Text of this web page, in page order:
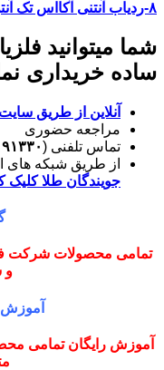
۸-ردیاب آنتنی آکااس تک آنتن
شما میتوانید
ساده خریداری
آنلاین از طریق سایت
مراجعه حضوری
تماس تلفنی (
از طریق شبکه های
جویندگان طلا کلیک
تمامی محصولات شرکت
و
آموزش
آموزش رایگان تمامی